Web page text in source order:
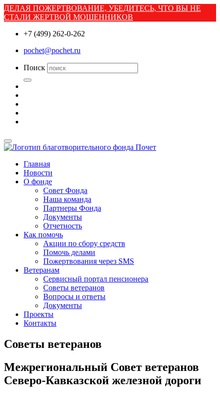
ДЕЛАЯ ПОЖЕРТВОВАНИЕ, УБЕДИТЕСЬ, ЧТО ВЫ НЕ
СТАЛИ ЖЕРТВОЙ МОШЕННИКОВ
+7 (499) 262-0-262
pochet@pochet.ru
Поиск
Главная
Новости
О фонде
Совет Фонда
Наша команда
Партнеры Фонда
Документы
Отчетность
Как помочь
Акции по сбору средств
Помочь делами
Пожертвования через SMS
Ветеранам
Сервисный портал пенсионера
Советы ветеранов
Вопросы и ответы
Документы
Проекты
Контакты
Советы ветеранов
Межрегиональный Совет ветеранов
Северо-Кавказской железной дороги